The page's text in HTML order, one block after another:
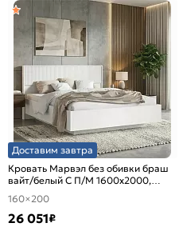
Доставим завтра
Кровать Марвэл без обивки браш
вайт/белый С П/М 1600x2000,
ортопедическое основание,
изголовье жесткое
160×200
26 051₽